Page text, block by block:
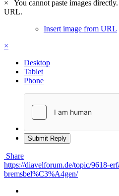
×
You cannot paste images
URL.
Insert image from URL
×
Desktop
Tablet
Phone
Submit Reply
Share
https://diavelforum.de/topic/9618-
bremsbel%C3%A4gen/